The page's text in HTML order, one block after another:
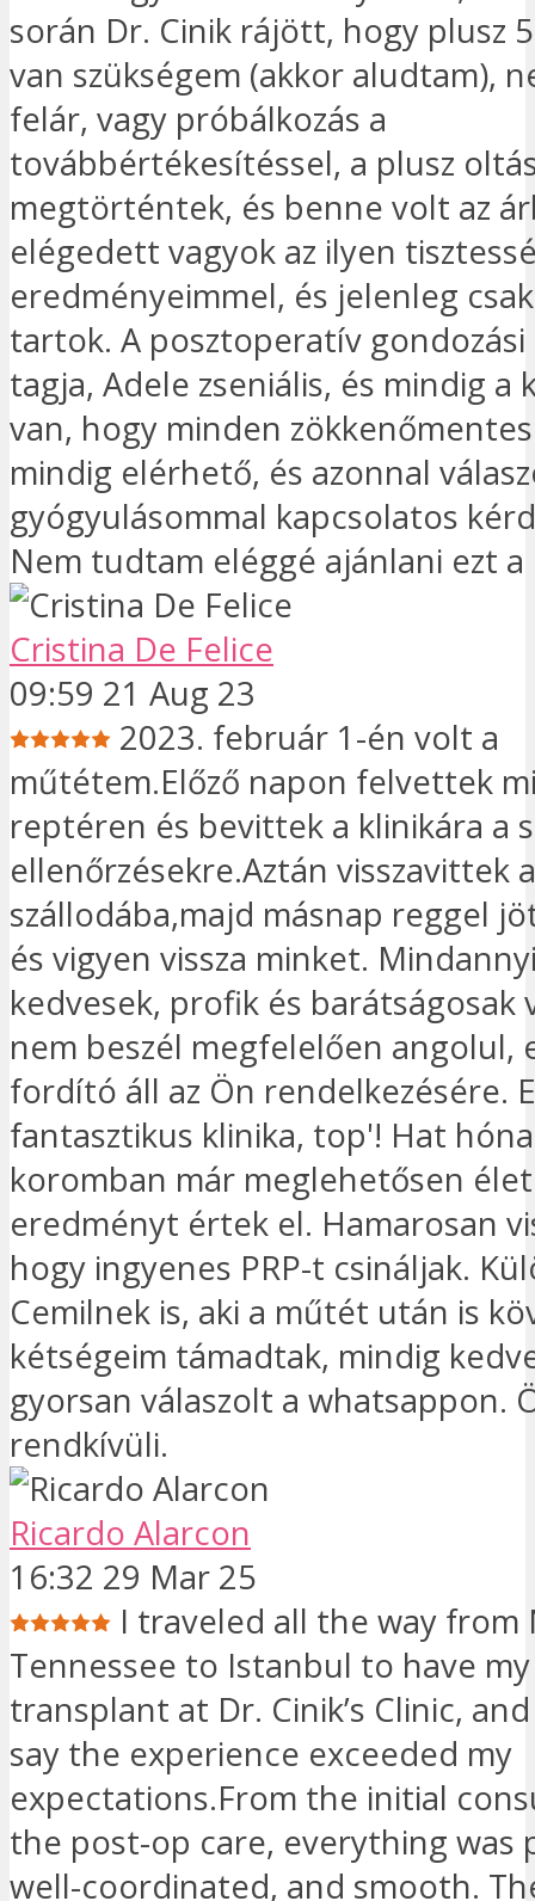
során Dr. Cinik rájött, hogy plusz
van szükségem (akkor aludtam),
felár, vagy próbálkozás a
továbbértékesítéssel, a plusz
megtörténtek, és benne volt az
elégedett vagyok az ilyen
eredményeimmel, és jelenleg
tartok. A posztoperatív
tagja, Adele zseniális, és mindig a
van, hogy minden
mindig elérhető, és azonnal
gyógyulásommal kapcsolatos
Nem tudtam eléggé ajánlani ezt
Cristina De Felice
09:59 21 Aug 23
2023. február 1-én volt a
műtétem.Előző napon felvettek
reptéren és bevittek a klinikára a
ellenőrzésekre.Aztán visszavittek a
szállodába,majd másnap reggel
és vigyen vissza minket.
kedvesek, profik és barátságosak
nem beszél megfelelően angolul,
fordító áll az Ön rendelkezésére.
fantasztikus klinika, top'! Hat
koromban már meglehetősen
eredményt értek el. Hamarosan
hogy ingyenes PRP-t csináljak.
Cemilnek is, aki a műtét után is
kétségeim támadtak, mindig
gyorsan válaszolt a whatsappon.
rendkívüli.
Ricardo Alarcon
16:32 29 Mar 25
I traveled all the way from
Tennessee to Istanbul to have
transplant at Dr. Cinik’s Clinic,
say the experience exceeded my
expectations.From the initial
the post-op care, everything was
well-coordinated, and smooth.